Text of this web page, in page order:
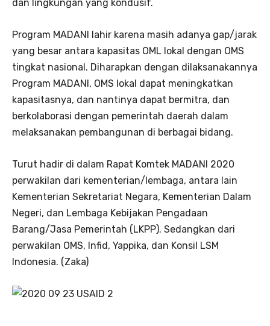
dan lingkungan yang kondusif.
Program MADANI lahir karena masih adanya gap/jarak
yang besar antara kapasitas OML lokal dengan OMS
tingkat nasional. Diharapkan dengan dilaksanakannya
Program MADANI, OMS lokal dapat meningkatkan
kapasitasnya, dan nantinya dapat bermitra, dan
berkolaborasi dengan pemerintah daerah dalam
melaksanakan pembangunan di berbagai bidang.
Turut hadir di dalam Rapat Komtek MADANI 2020
perwakilan dari kementerian/lembaga, antara lain
Kementerian Sekretariat Negara, Kementerian Dalam
Negeri, dan Lembaga Kebijakan Pengadaan
Barang/Jasa Pemerintah (LKPP). Sedangkan dari
perwakilan OMS, Infid, Yappika, dan Konsil LSM
Indonesia. (Zaka)